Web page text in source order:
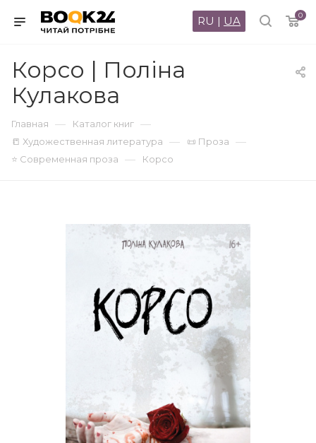
0
RU | UA
Корсо | Поліна
Кулакова
Главная — Каталог книг —
📒 Художественная литература — 📜 Проза —
⭐ Современная проза — Корсо